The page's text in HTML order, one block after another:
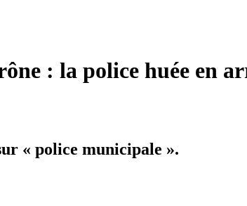
: la police huée en
« police municipale ».